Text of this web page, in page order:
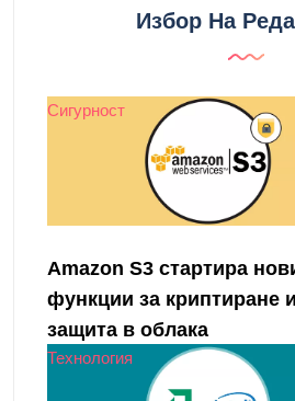
Избор На
Сигурност
Amazon S3 стартира
функции за криптиране и
защита в облака
Технология